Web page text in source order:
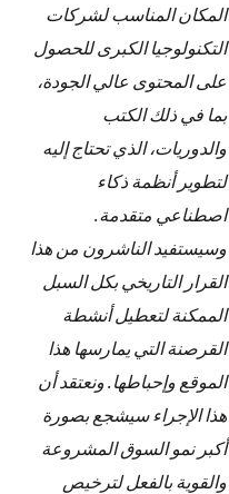
المكان المناسب لشركات
التكنولوجيا الكبرى للحصول
على المحتوى عالي الجودة،
بما في ذلك الكتب
والدوريات، الذي تحتاج إليه
لتطوير أنظمة ذكاء
اصطناعي متقدمة.
وسيستفيد الناشرون من هذا
القرار التاريخي بكل السبل
الممكنة لتعطيل أنشطة
القرصنة التي يمارسها هذا
الموقع وإحباطها. ونعتقد أن
هذا الإجراء سيشجع بصورة
أكبر نمو السوق المشروعة
والقوية بالفعل لترخيص